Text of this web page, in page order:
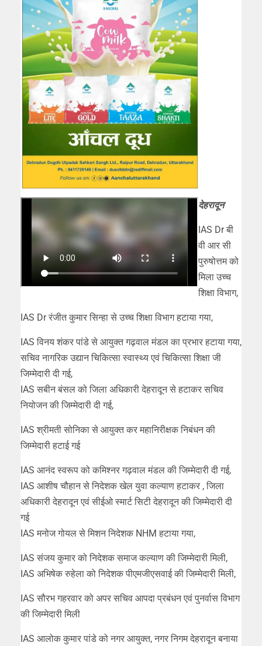
देहरादून
IAS Dr बी
वी आर सी
पुरुषोत्तम को
मिला उच्च
शिक्षा विभाग,
IAS Dr रंजीत कुमार सिन्हा से उच्च शिक्षा विभाग हटाया गया,
IAS विनय शंकर पांडे से आयुक्त गढ़वाल मंडल का प्रभार हटाया गया,
सचिव नागरिक उद्यान चिकित्सा स्वास्थ्य एवं चिकित्सा शिक्षा जी
जिम्मेदारी दी गई,
IAS सबीन बंसल को जिला अधिकारी देहरादून से हटाकर सचिव
नियोजन की जिम्मेदारी दी गई,
IAS श्रीमती सोनिका से आयुक्त कर महानिरीक्षक निबंधन की
जिम्मेदारी हटाई गई
IAS आनंद स्वरूप को कमिश्नर गढ़वाल मंडल की जिम्मेदारी दी गई,
IAS आशीष चौहान से निदेशक खेल युवा कल्याण हटाकर , जिला
अधिकारी देहरादून एवं सीईओ स्मार्ट सिटी देहरादून की जिम्मेदारी दी
गई
IAS मनोज गोयल से मिशन निदेशक NHM हटाया गया,
IAS संजय कुमार को निदेशक समाज कल्याण की जिम्मेदारी मिली,
IAS अभिषेक रुहेला को निदेशक पीएमजीएसवाई की जिम्मेदारी मिली,
IAS सौरभ गहरवार को अपर सचिव आपदा प्रबंधन एवं पुनर्वास विभाग
की जिम्मेदारी मिली
IAS आलोक कुमार पांडे को नगर आयुक्त, नगर निगम देहरादून बनाया